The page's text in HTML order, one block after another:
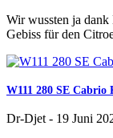
Wir wussten ja
Gebiss für den
W111 280 SE
Dr-Djet - 19 Juni